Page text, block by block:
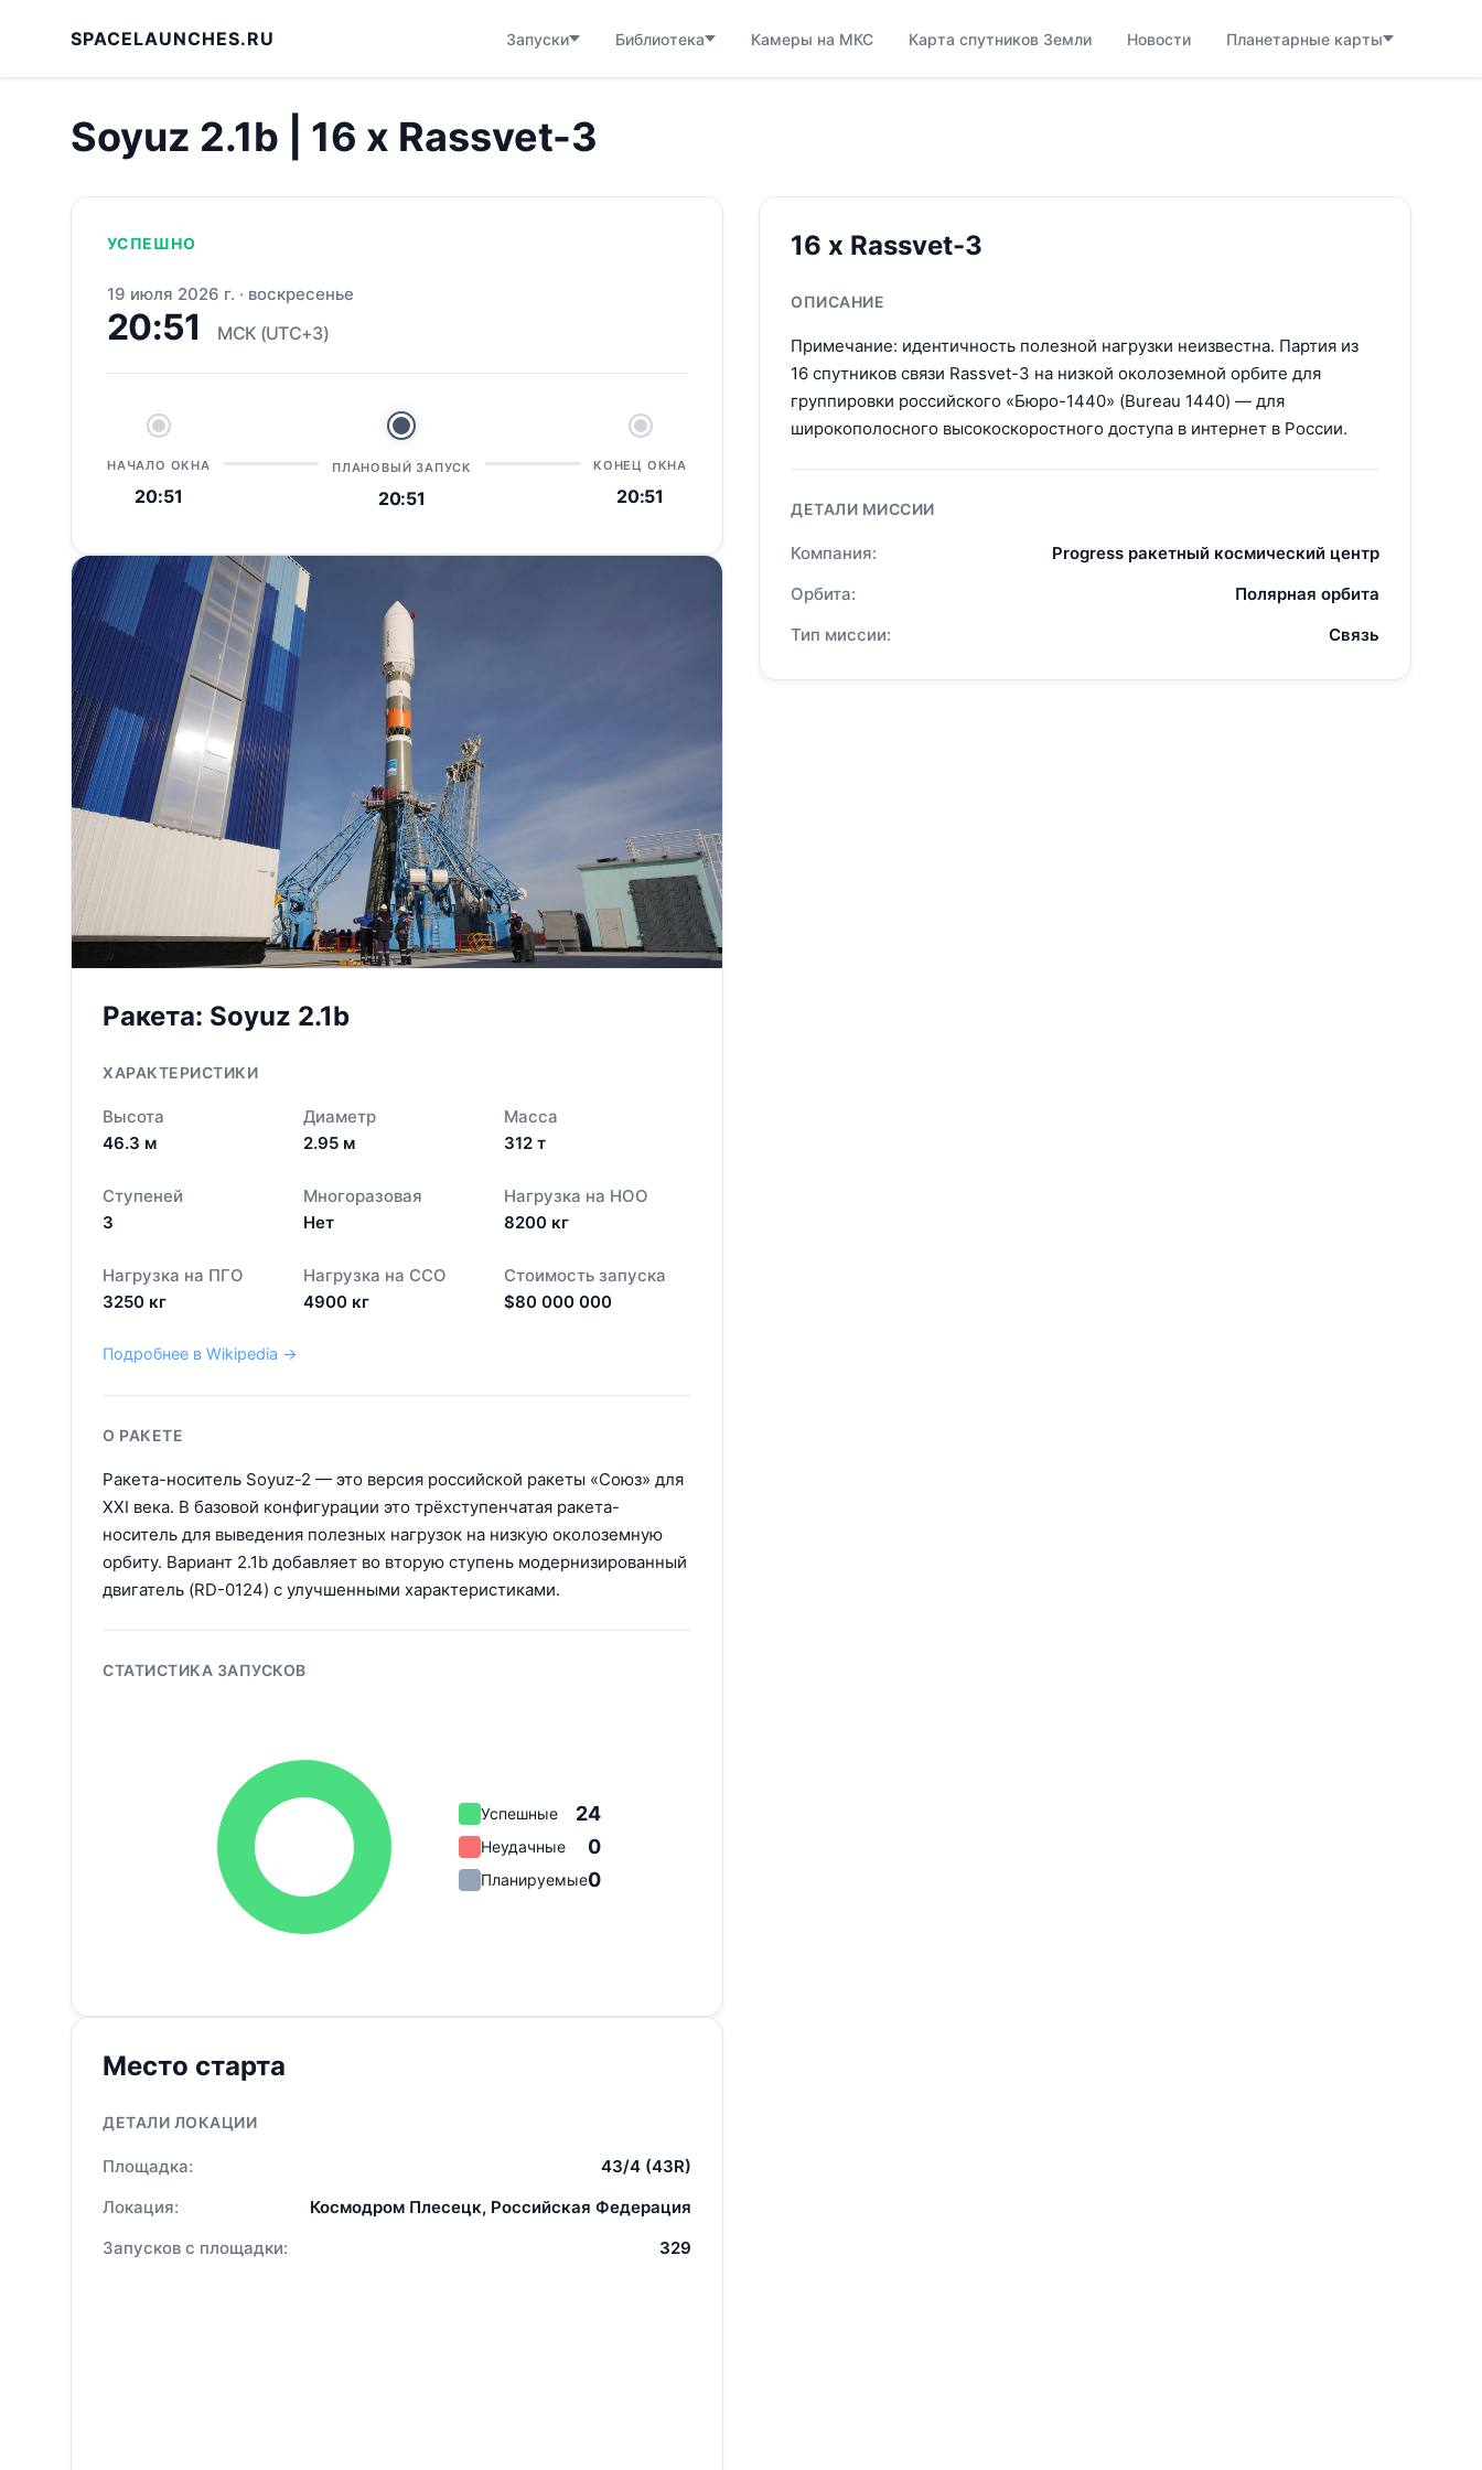
SPACELAUNCHES.RU Запуски Библиотека Камеры на МКС Карта спутников Земли Новости Планетарные карты
Soyuz 2.1b | 16 x Rassvet-3
УСПЕШНО
19 июля 2026 г. · воскресенье
20:51 МСК (UTC+3)
НАЧАЛО ОКНА
20:51
ПЛАНОВЫЙ ЗАПУСК
20:51
КОНЕЦ ОКНА
20:51
Ракета: Soyuz 2.1b
ХАРАКТЕРИСТИКИ
Высота
46.3 м
Диаметр
2.95 м
Масса
312 т
Ступеней
3
Многоразовая
Нет
Нагрузка на НОО
8200 кг
Нагрузка на ПГО
3250 кг
Нагрузка на ССО
4900 кг
Стоимость запуска
$80 000 000
Подробнее в Wikipedia →
О РАКЕТЕ
Ракета-носитель Soyuz-2 — это версия российской ракеты «Союз» для
XXI века. В базовой конфигурации это трёхступенчатая ракета-
носитель для выведения полезных нагрузок на низкую околоземную
орбиту. Вариант 2.1b добавляет во вторую ступень модернизированный
двигатель (RD-0124) с улучшенными характеристиками.
СТАТИСТИКА ЗАПУСКОВ
Успешные 24
Неудачные 0
Планируемые0
Место старта
ДЕТАЛИ ЛОКАЦИИ
Площадка:
43/4 (43R)
Локация:
Космодром Плесецк, Российская Федерация
Запусков с площадки:
329
16 x Rassvet-3
ОПИСАНИЕ
Примечание: идентичность полезной нагрузки неизвестна. Партия из
16 спутников связи Rassvet-3 на низкой околоземной орбите для
группировки российского «Бюро-1440» (Bureau 1440) — для
широкополосного высокоскоростного доступа в интернет в России.
ДЕТАЛИ МИССИИ
Компания:
Progress ракетный космический центр
Орбита:
Полярная орбита
Тип миссии:
Связь